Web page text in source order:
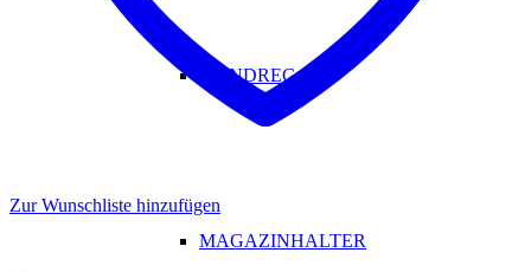
WANDREGALE
MAGAZINHALTER
Zur Wunschliste hinzufügen